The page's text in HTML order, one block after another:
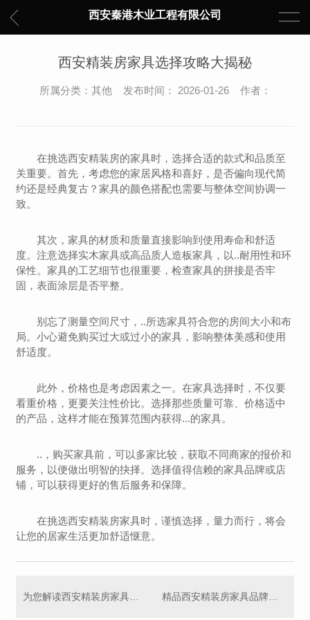
西安秦港木业工程有限公司
西安精装房家具选择攻略大揭秘
所属分类：其他 发布时间： 2026-01-26 作者：
在挑选西安精装房的家具时，选择合适的款式和品质至
关重要。首先，考虑您的家居风格和喜好，是否偏向现代简
约还是经典复古？家具的颜色搭配也需要与整体空间协调一
致。
其次，家具的材质和质量直接影响到使用寿命和舒适
度。注意选择实木家具或高品质人造板家具，以..耐用性和环
保性。家具的工艺细节也很重要，检查家具的拼接是否牢
固，表面涂层是否平整。
别忘了测量空间尺寸，..所选家具符合您的房间大小和布
局。小心避免购买过大或过小的家具，影响整体美感和使用
舒适度。
此外，价格也是考虑因素之一。在家具选择时，不仅要
看重价格，更要关注性价比。选择那些质量可靠、价格适中
的产品，这样才能在预算范围内获得...的家具。
..，购买家具前，可以多家比较，获取不同商家的报价和
服务，以便做出明智的抉择。选择值得信赖的家具品牌或店
铺，可以获得更好的售后服务和保障。
在挑选西安精装房家具时，谨慎选择，量力而行，将会
让您的居家生活更加舒适惬意。